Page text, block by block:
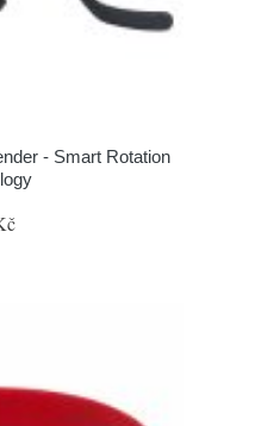
- Smart Rotation